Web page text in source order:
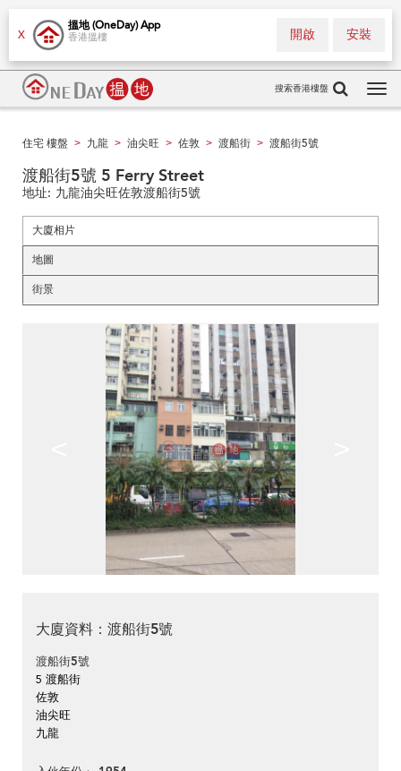
X
搵地 (OneDay) App
香港搵樓 安裝
開啟
搜索香港樓盤
住宅 樓盤 > 九龍 > 油尖旺 > 佐敦 > 渡船街 > 渡船街5號
渡船街5號 5 Ferry Street
地址: 九龍油尖旺佐敦渡船街5號
大廈相片
地圖
街景
大廈資料：渡船街5號
渡船街5號
5 渡船街
佐敦
油尖旺
九龍